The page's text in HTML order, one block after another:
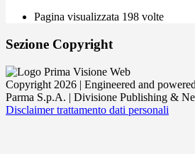
Pagina visualizzata 198 volte
Sezione Copyright
Copyright 2026 | Engineered and
Parma S.p.A. | Divisione Publishing &
Disclaimer trattamento dati personali